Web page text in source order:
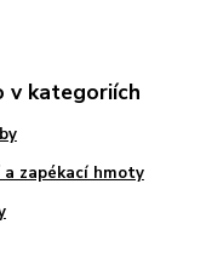
v kategoriích
zapékací hmoty